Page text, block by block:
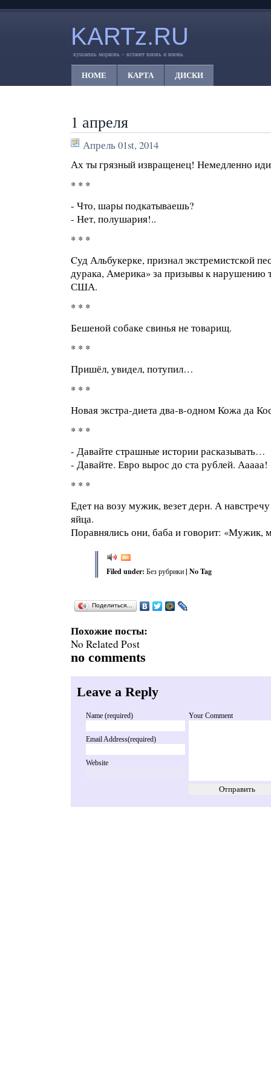
KARTz.RU
кушаешь морковь – встанет вновь и вновь
HOME КАРТА ДИСКИ
1 апреля
Апрель 01st, 2014
Ах ты грязный извращенец! Немедленно
* * *
- Что, шары подкатываешь?
- Нет, полушария!..
* * *
Cуд Альбукерке, признал экстремистской
дурака, Америка» за призывы к нарушению
США.
* * *
Бешеной собаке свинья не товарищ.
* * *
Пришёл, увидел, потупил…
* * *
Новая экстра-диета два-в-одном Кожа да
* * *
- Давайте страшные истории расказывать…
- Давайте. Евро вырос до ста рублей. Ааааа!
* * *
Едет на возу мужик, везет дерн. А
яйца.
Поравнялись они, баба и говорит: «Мужик,
Filed under: Без рубрики| No Tag
Поделиться…
Похожие посты:
No Related Post
no comments
Leave a Reply
Name (required)
Email Address(required)
Website
Your Comment